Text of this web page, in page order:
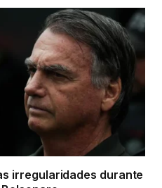
irregularidades durante